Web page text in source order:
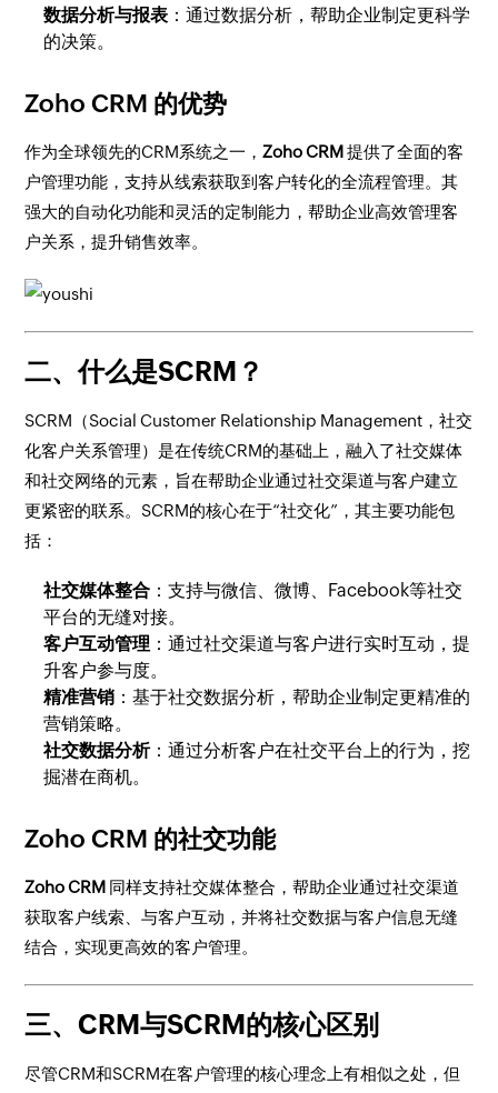
数据分析与报表 ：通过数据分析，帮助企业制定更科学
的决策。
Zoho CRM 的优势
作为全球领先的CRM系统之一，Zoho CRM提供了全面的客
户管理功能，支持从线索获取到客户转化的全流程管理。其
强大的自动化功能和灵活的定制能力，帮助企业高效管理客
户关系，提升销售效率。
二、什么是SCRM？
SCRM（Social Customer Relationship Management，社交
化客户关系管理）是在传统CRM的基础上，融入了社交媒体
和社交网络的元素，旨在帮助企业通过社交渠道与客户建立
更紧密的联系。SCRM的核心在于“社交化”，其主要功能包
括：
社交媒体整合 ：支持与微信、微博、Facebook等社交
平台的无缝对接。
客户互动管理 ：通过社交渠道与客户进行实时互动，提
升客户参与度。
精准营销 ：基于社交数据分析，帮助企业制定更精准的
营销策略。
社交数据分析：通过分析客户在社交平台上的行为，挖
掘潜在商机。
Zoho CRM 的社交功能
Zoho CRM 同样支持社交媒体整合，帮助企业通过社交渠道
获取客户线索、与客户互动，并将社交数据与客户信息无缝
结合，实现更高效的客户管理。
三、CRM与SCRM的核心区别
尽管CRM和SCRM在客户管理的核心理念上有相似之处，但